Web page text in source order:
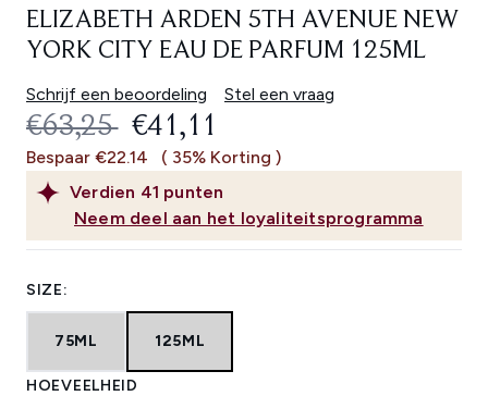
ELIZABETH ARDEN 5TH AVENUE NEW
YORK CITY EAU DE PARFUM 125ML
Schrijf een beoordeling Stel een vraag
Verdien 41 punten
Neem deel aan het loyaliteitsprogramma
RECOMMENDED RETAIL PRICE:
€63,25 HUIDIGE PRIJS:
€41,11
Bespaar €22.14 ( 35% Korting )
SIZE:
75ML 125ML
HOEVEELHEID